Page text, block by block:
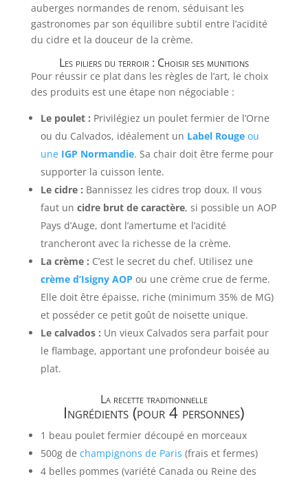
auberges normandes de renom, séduisant les
gastronomes par son équilibre subtil entre l’acidité
du cidre et la douceur de la crème.
Les piliers du terroir : Choisir ses munitions
Pour réussir ce plat dans les règles de l’art, le choix
des produits est une étape non négociable :
Le poulet : Privilégiez un poulet fermier de l’Orne
ou du Calvados, idéalement un Label Rougeou
une IGP Normandie. Sa chair doit être ferme pour
supporter la cuisson lente.
Le cidre : Bannissez les cidres trop doux. Il vous
faut un cidre brut de caractère, si possible un AOP
Pays d’Auge, dont l’amertume et l’acidité
trancheront avec la richesse de la crème.
La crème : C’est le secret du chef. Utilisez une
crème d’Isigny AOP ou une crème crue de ferme.
Elle doit être épaisse, riche (minimum 35% de MG)
et posséder ce petit goût de noisette unique.
Le calvados : Un vieux Calvados sera parfait pour
le flambage, apportant une profondeur boisée au
plat.
La recette traditionnelle
Ingrédients (pour 4 personnes)
1 beau poulet fermier découpé en morceaux
500g de champignons de Paris (frais et fermes)
4 belles pommes (variété Canada ou Reine des